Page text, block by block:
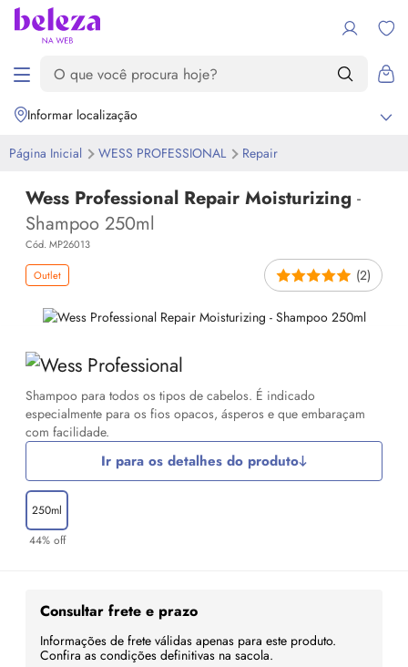
Informar localização
Página Inicial WESS PROFESSIONAL Repair
Wess Professional Repair Moisturizing -
Shampoo 250ml
Cód. MP26013
Outlet (2)
Shampoo para todos os tipos de cabelos. É indicado
especialmente para os fios opacos, ásperos e que embaraçam
com facilidade.
Ir para os detalhes do produto
250ml
44% off
Consultar frete e prazo
Informações de frete válidas apenas para este produto.
Confira as condições definitivas na sacola.